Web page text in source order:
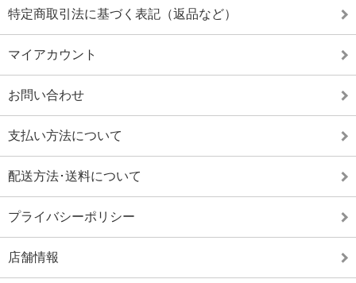
特定商取引法に基づく表記（返品など）
マイアカウント
お問い合わせ
支払い方法について
配送方法･送料について
プライバシーポリシー
店舗情報